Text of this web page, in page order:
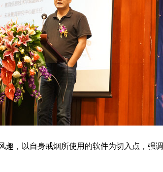
趣，以自身戒烟所使用的软件为切入点，强